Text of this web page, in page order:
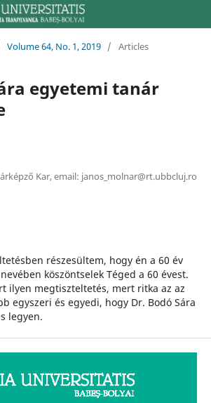
Volume 64, No. 1, 2019 / Articles
egyetemi tanár
Kar, email: janos_molnar@rt.ubbcluj.ro
részesültem, hogy én a 60 év
köszöntselek Téged a 60 évest.
ilyen megtiszteltetés, mert ritka az az
egyszeri és egyedi, hogy Dr. Bodó Sára
legyen.